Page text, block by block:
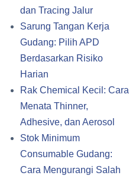
dan Tracing Jalur
Sarung Tangan Kerja
Gudang: Pilih APD
Berdasarkan Risiko
Harian
Rak Chemical Kecil: Cara
Menata Thinner,
Adhesive, dan Aerosol
Stok Minimum
Consumable Gudang:
Cara Mengurangi Salah